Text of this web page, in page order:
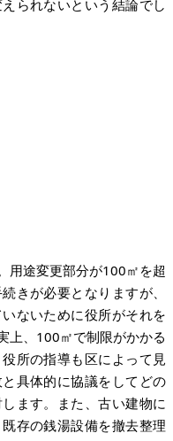
られないという結論でし
用途変更部分が100㎡を超
きが必要となりますが、
ないために役所がそれを
上、100㎡で制限がかかる
所の指導も区によって見
具体的に協議をしてどの
ます。また、古い建物に
存の銭湯設備を撤去整理